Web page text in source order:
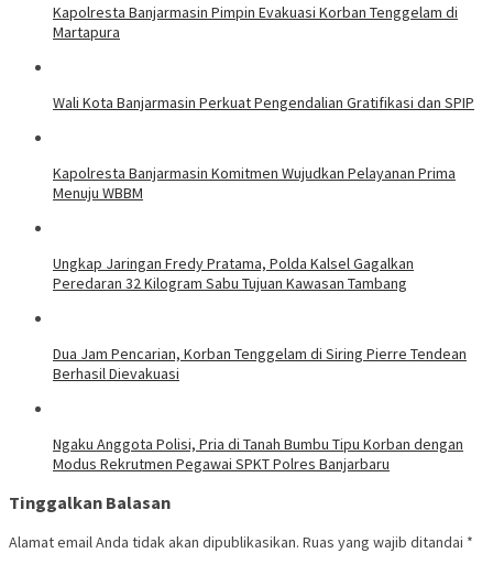
Kapolresta Banjarmasin Pimpin Evakuasi Korban Tenggelam di
Martapura
Wali Kota Banjarmasin Perkuat Pengendalian Gratifikasi dan SPIP
Kapolresta Banjarmasin Komitmen Wujudkan Pelayanan Prima
Menuju WBBM
Ungkap Jaringan Fredy Pratama, Polda Kalsel Gagalkan
Peredaran 32 Kilogram Sabu Tujuan Kawasan Tambang
Dua Jam Pencarian, Korban Tenggelam di Siring Pierre Tendean
Berhasil Dievakuasi
Ngaku Anggota Polisi, Pria di Tanah Bumbu Tipu Korban dengan
Modus Rekrutmen Pegawai SPKT Polres Banjarbaru
Tinggalkan Balasan
Alamat email Anda tidak akan dipublikasikan. Ruas yang wajib ditandai *